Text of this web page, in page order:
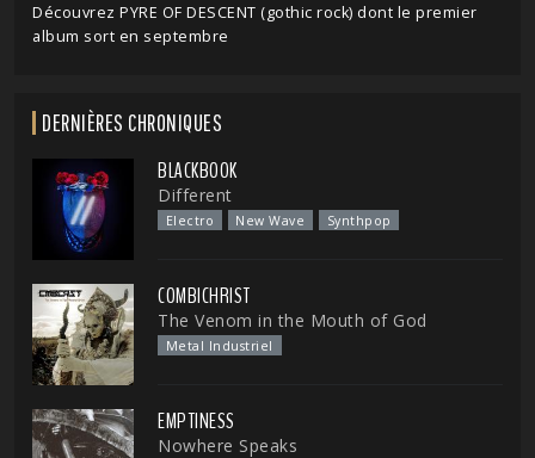
Découvrez PYRE OF DESCENT (gothic rock) dont le premier
album sort en septembre
DERNIÈRES CHRONIQUES
BLACKBOOK
Different
Electro New Wave Synthpop
COMBICHRIST
The Venom in the Mouth of God
Metal Industriel
EMPTINESS
Nowhere Speaks